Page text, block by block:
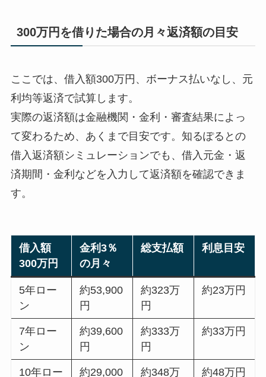
300万円を借りた場合の月々返済額の目安
ここでは、借入額300万円、ボーナス払いなし、元
利均等返済で試算します。
実際の返済額は金融機関・金利・審査結果によっ
て変わるため、あくまで目安です。知るぽるとの
借入返済額シミュレーションでも、借入元金・返
済期間・金利などを入力して返済額を確認できま
す。
借入額
300万円
金利3％
の月々
総支払額 利息目安
5年ロー
ン
約53,900
円
約323万
円
約23万円
7年ロー
ン
約39,600
円
約333万
円
約33万円
10年ロー
約29,000
約348万
約48万円